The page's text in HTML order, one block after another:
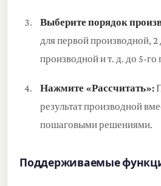
Выберите порядок
для первой производной, 2
производной и т. д. до 5-го
Нажмите «Рассчитать»:
результат производной
пошаговыми решениями.
Поддерживаемые